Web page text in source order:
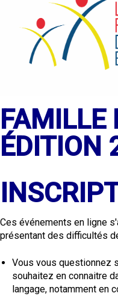
FAMILLE
ÉDITION
Ces événements en ligne
présentant des difficultés
Vous vous questionnez
souhaitez en connaitre
langage, notamment en